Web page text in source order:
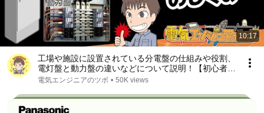
10:17
工場や施設に設置されている分電盤の仕組みや役割、
電灯盤と動力盤の違いなどについて説明！【初心者向
け】修正版
電気エンジニアのツボ • 50K views